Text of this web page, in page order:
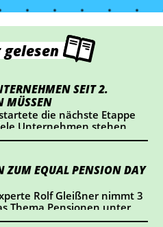
SEIT 2.
MÜSSEN
die nächste Etappe
Unternehmen stehen
und Kennzeichnung
Handlungsbedarf besteht.
ZUM EQUAL PENSION DAY
Rolf Gleißner nimmt 3
Thema Pensionen unter